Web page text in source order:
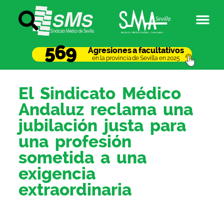
Agresiones a facultativos
en la provincia de Sevilla en 2025
569
El Sindicato Médico
Andaluz reclama una
jubilación justa para
una profesión
sometida a una
exigencia
extraordinaria